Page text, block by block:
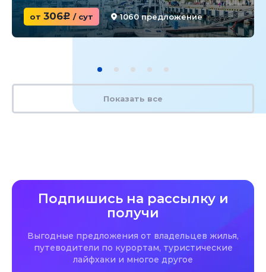
от 306c / сут 1060 предложение
Показать все
Подпишись на рассылку и
получи
Выгодные предложения от владельцев жилья,
путеводители по курортам, туристические
лайфхаки и многое другое